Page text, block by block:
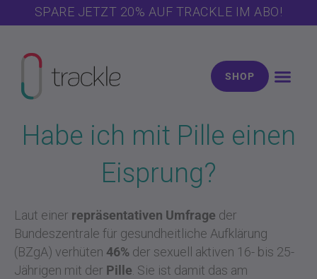
Inhalt
SPARE JETZT 20% AUF TRACKLE IM ABO!
SHOP
Habe ich mit Pille einen
Eisprung?
Laut einer repräsentativen Umfrage der
Bundeszentrale für gesundheitliche Aufklärung
(BZgA) verhüten 46%der sexuell aktiven 16- bis 25-
Jährigen mit der Pille. Sie ist damit das am